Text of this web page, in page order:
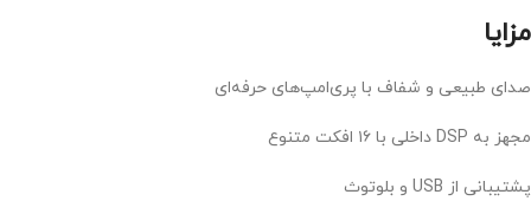
مزایا
صدای طبیعی و شفاف با پری‌امپ‌های حرفه‌ای
مجهز به DSP داخلی با ۱۶ افکت متنوع
پشتیبانی از USB و بلوتوث